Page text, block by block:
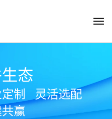
态
制
灵活选配
赢